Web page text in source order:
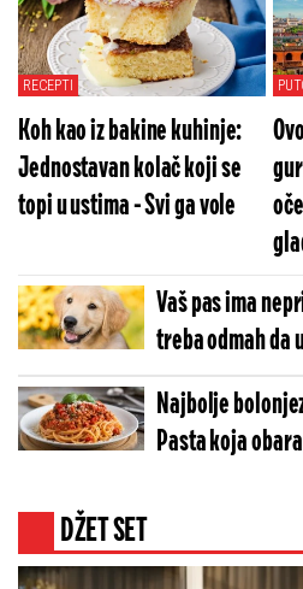
RECEPTI
Koh kao iz bakine kuhinje:
Jednostavan kolač koji se
topi u ustima - Svi ga vole
Vaš pas ima
treba odmah da
upozoravaju
Najbolje
Pasta koja
DŽET SET